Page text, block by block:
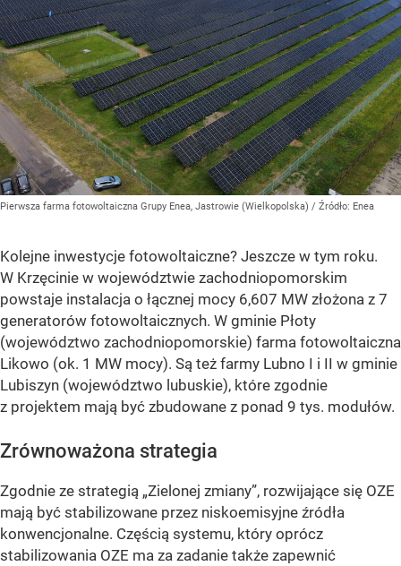
Pierwsza farma fotowoltaiczna Grupy Enea, Jastrowie (Wielkopolska) / Źródło: Enea
Kolejne inwestycje fotowoltaiczne? Jeszcze w tym roku.
W Krzęcinie w województwie zachodniopomorskim
powstaje instalacja o łącznej mocy 6,607 MW złożona z 7
generatorów fotowoltaicznych. W gminie Płoty
(województwo zachodniopomorskie) farma fotowoltaiczna
Likowo (ok. 1 MW mocy). Są też farmy Lubno I i II w gminie
Lubiszyn (województwo lubuskie), które zgodnie
z projektem mają być zbudowane z ponad 9 tys. modułów.
Zrównoważona strategia
Zgodnie ze strategią „Zielonej zmiany”, rozwijające się OZE
mają być stabilizowane przez niskoemisyjne źródła
konwencjonalne. Częścią systemu, który oprócz
stabilizowania OZE ma za zadanie także zapewnić